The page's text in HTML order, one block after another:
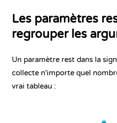
Les paramètres
regrouper les
Un paramètre rest dans la
collecte n'importe quel
vrai tableau :